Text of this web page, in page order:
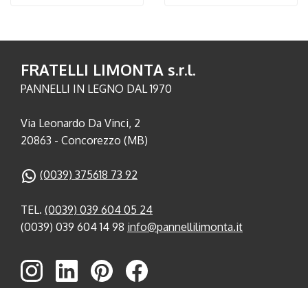
FRATELLI LIMONTA s.r.l.
PANNELLI IN LEGNO DAL 1970
Via Leonardo Da Vinci, 2
20863 - Concorezzo (MB)
(0039) 375618 73 92
TEL. (0039) 039 604 05 24
(0039) 039 604 14 98 info@pannellilimonta.it